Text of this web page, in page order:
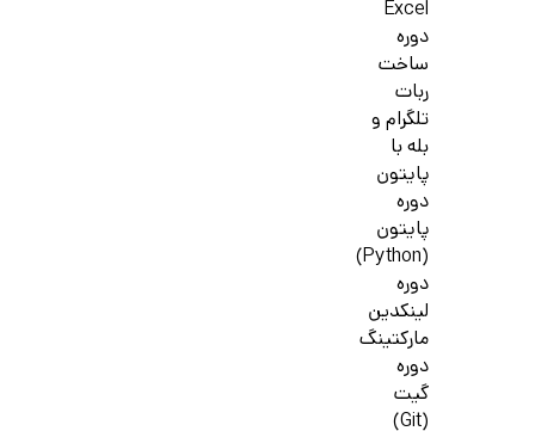
Excel
دوره
ساخت
ربات
تلگرام و
بله با
پایتون
دوره
پایتون
(Python)
دوره
لینکدین
مارکتینگ
دوره
گیت
(Git)